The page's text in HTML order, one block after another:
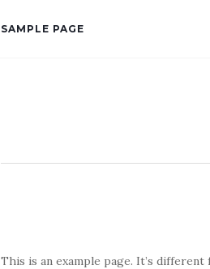
SAMPLE PAGE
This is an example page. It’s